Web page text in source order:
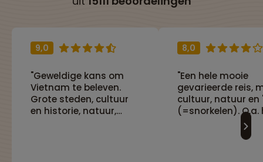
9,0
"Geweldige kans om
Vietnam te beleven.
Grote steden, cultuur
en historie, natuur,
8,0
"Een hele mooie
gevarieerde reis,
cultuur, natuur en
(=snorkelen). O.a.
bijwonen van een
begrafenis-